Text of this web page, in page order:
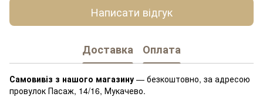
Написати відгук
Доставка Оплата
Самовивіз з нашого магазину — безкоштовно, за адресою
провулок Пасаж, 14/16, Мукачево.